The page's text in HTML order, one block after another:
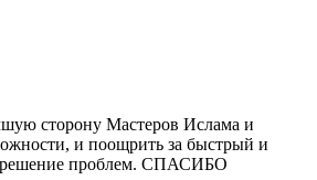
сторону Мастеров Ислама и
и поощрить за быстрый и
решение проблем. СПАСИБО